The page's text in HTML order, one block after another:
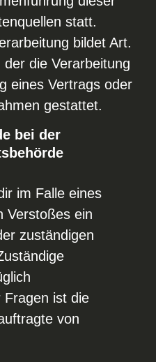
statt.
bildet Art.
die Verarbeitung
eines Vertrags oder
gestattet.
bei der
im Falle eines
Verstoßes ein
zuständigen
Fragen ist die
von